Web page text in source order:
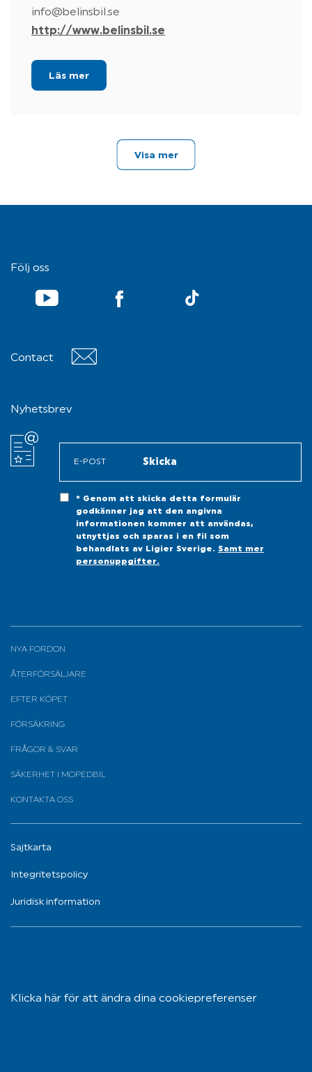
info@belinsbil.se
http://www.belinsbil.se
Läs mer
Visa mer
Följ oss
YouTube
Contact
Nyhetsbrev
* Genom att skicka detta formulär
godkänner jag att den angivna
informationen kommer att användas,
utnyttjas och sparas i en fil som
behandlats av Ligier Sverige. Samt mer
personuppgifter.
NYA FORDON
ÅTERFÖRSÄLJARE
EFTER KÖPET
FÖRSÄKRING
FRÅGOR & SVAR
SÄKERHET I MOPEDBIL
KONTAKTA OSS
Sajtkarta
Integritetspolicy
Juridisk information
Klicka här för att ändra dina cookiepreferenser